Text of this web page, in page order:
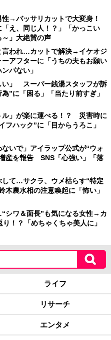
性→バッサリカットで大変身！
え、同じ人！？」「かっこい
」大絶賛の声
言われ…カットで解決→イケオジ
アフターに「うちの夫もお願い
パない」
い」 スーパー銭湯スタッフが訴
”に「困る」「当たり前すぎ」
ル」が楽に運べる！？ 災害時に
フハック”に「目からうろこ」
ないで」アイラップ公式が“ウォ
産を報告 SNS「心強い」「落
して…サクラ、ウメ枯らす“特定
農水相の注意喚起に「怖い」
シワ＆面長”も気になる女性→カ
！？「めちゃくちゃ美人に」
ライフ
リサーチ
エンタメ